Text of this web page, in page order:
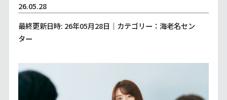
26.05.28
最終更新日時: 26年05月28日｜カテゴリー：海老名セン
ター